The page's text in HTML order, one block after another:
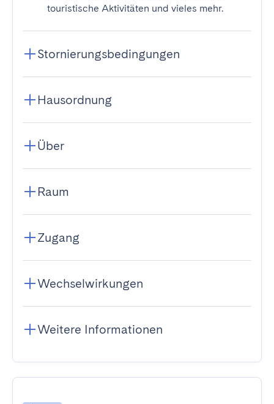
touristische Aktivitäten und vieles mehr.
Stornierungsbedingungen
Hausordnung
Über
Raum
Zugang
Wechselwirkungen
Weitere Informationen